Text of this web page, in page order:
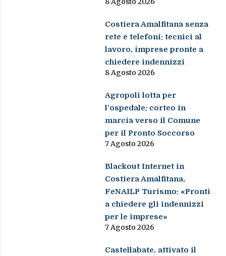
Costiera Amalfitana senza
rete e telefoni: tecnici al
lavoro, imprese pronte a
chiedere indennizzi
8 Agosto 2026
Agropoli lotta per
l’ospedale: corteo in
marcia verso il Comune
per il Pronto Soccorso
7 Agosto 2026
Blackout Internet in
Costiera Amalfitana,
FeNAILP Turismo: «Pronti
a chiedere gli indennizzi
per le imprese»
7 Agosto 2026
Castellabate, attivato il